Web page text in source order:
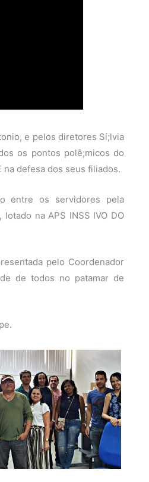
e pelos diretores Sí;lvia
os pontos polê;micos do
na defesa dos seus filiados.
entre os servidores pela
na APS INSS IVO DO
pelo Coordenador
de todos no patamar de